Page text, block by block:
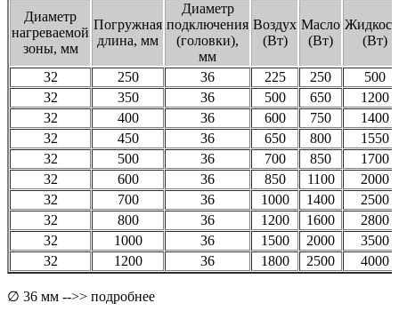
Диаметр
нагреваемой
зоны, мм
Погружная
длина, мм
Диаметр
подключения
(головки),
мм
Воздух
(Вт)
Масло
(Вт)
(Вт)
32 250 36 225 250
500
32
350 36 500 650
1200
32
400 36 600 750
1400
32
450 36 650 800
1550
32
500 36 700 850
1700
32
600 36 850 1100
2000
32
700 36 1000 1400
2500
32
800 36 1200 1600
2800
32
1000 36 1500 2000
3500
32
1200 36 1800 2500 4000
∅ 36 мм -->> подробнее